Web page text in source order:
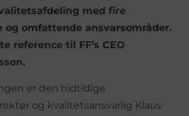
med fire
og omfattende ansvarsområder.
reference til FF’s CEO
er den hidtidige
og kvalitetsansvarlig Klaus